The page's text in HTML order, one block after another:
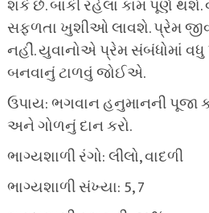
શકે છે. બાકી રહેલા કામ પૂર્ણ થશે.
સફળતા ખુશીઓ લાવશે. પ્રેમ
નહીં. યુવાનોએ પ્રેમ સંબંધોમાં વધુ
બનવાનું ટાળવું જોઈએ.
ઉપાય: ભગવાન હનુમાનની પૂજા
અને ગોળનું દાન કરો.
ભાગ્યશાળી રંગો: લીલો, વાદળી
ભાગ્યશાળી સંખ્યા: 5, 7